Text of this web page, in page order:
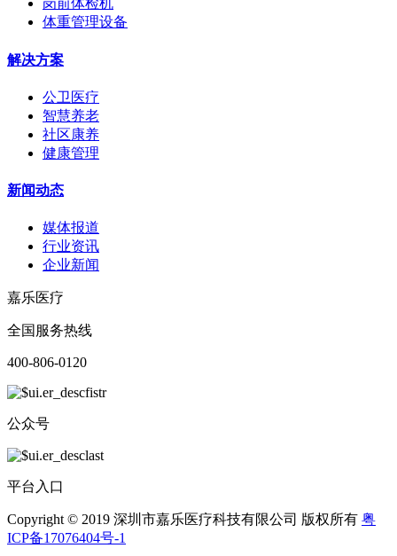
岗前体检机
体重管理设备
解决方案
公卫医疗
智慧养老
社区康养
健康管理
新闻动态
媒体报道
行业资讯
企业新闻
嘉乐医疗
全国服务热线
400-806-0120
公众号
平台入口
Copyright © 2019 深圳市嘉乐医疗科技有限公司 版权所有 粤
ICP备17076404号-1